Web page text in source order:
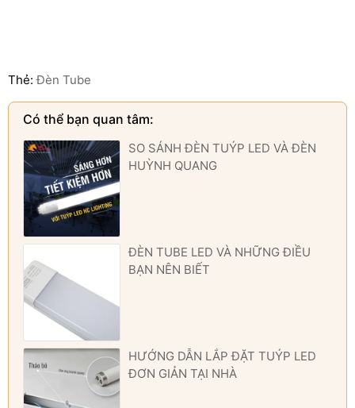
Thẻ:Đèn Tube
Có thể bạn quan tâm:
SO SÁNH ĐÈN TUÝP LED VÀ ĐÈN
HUỲNH QUANG
ĐÈN TUBE LED VÀ NHỮNG ĐIỀU
BẠN NÊN BIẾT
HƯỚNG DẪN LẮP ĐẶT TUÝP LED
ĐƠN GIẢN TẠI NHÀ